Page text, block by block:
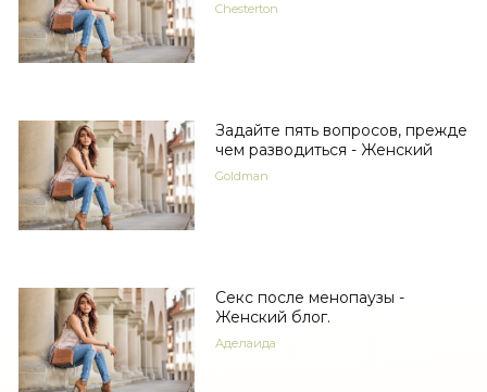
Chesterton
Задайте пять вопросов, прежде
чем разводиться - Женский
Goldman
Секс после менопаузы -
Женский блог.
Аделаида